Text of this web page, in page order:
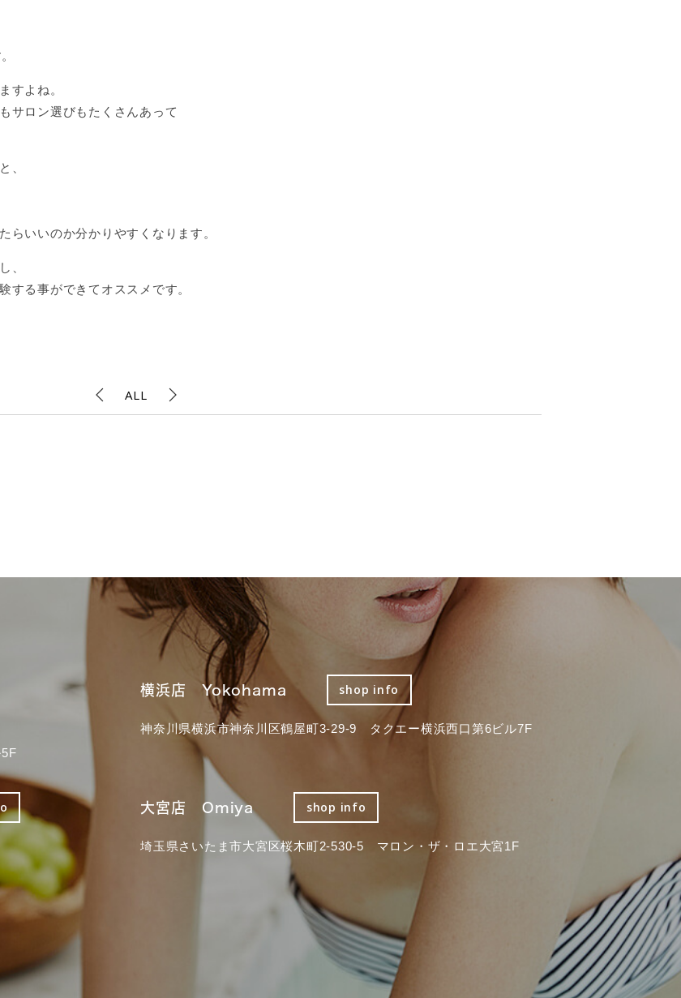
すよね。
サロン選びもたくさんあって
、
らいいのか分かりやすくなります。
、
する事ができてオススメです。
ALL
横浜店 Yokohama shop info
神奈川県横浜市神奈川区鶴屋町3-29-9 タクエー横浜西口第6ビル7F
大宮店 Omiya shop info
埼玉県さいたま市大宮区桜木町2-530-5 マロン・ザ・ロエ大宮1F